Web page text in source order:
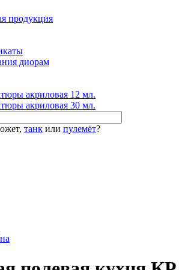
продукция
диорам
акриловая 12 мл.
акриловая 30 мл.
танк или пулемёт?